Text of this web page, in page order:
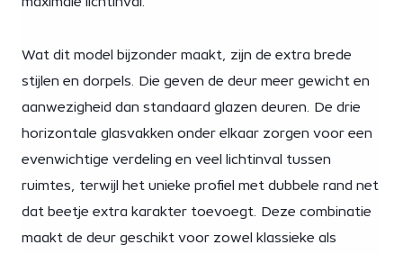
Wat dit model bijzonder maakt, zijn de extra brede
stijlen en dorpels. Die geven de deur meer gewicht en
aanwezigheid dan standaard glazen deuren. De drie
horizontale glasvakken onder elkaar zorgen voor een
evenwichtige verdeling en veel lichtinval tussen
ruimtes, terwijl het unieke profiel met dubbele rand net
dat beetje extra karakter toevoegt. Deze combinatie
maakt de deur geschikt voor zowel klassieke als